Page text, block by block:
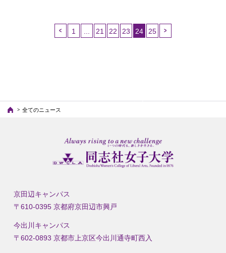
1 21 22 23
24
ジ）
25
全てのニュース
京田辺キャンパス
〒610-0395 京都府京田辺市興戸
今出川キャンパス
〒602-0893 京都市上京区今出川通寺町西入